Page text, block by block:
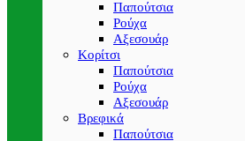
Παπούτσια
Ρούχα
Αξεσουάρ
Κορίτσι
Παπούτσια
Ρούχα
Αξεσουάρ
Βρεφικά
Παπούτσια